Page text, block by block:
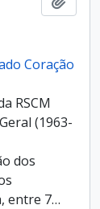
Coração
RSCM
(1963-
dos
entre 7…